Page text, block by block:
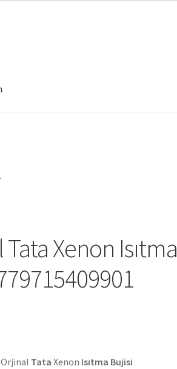
Xenon Isıtma
Orjinal Tata Xenon Isıtma Bujisi